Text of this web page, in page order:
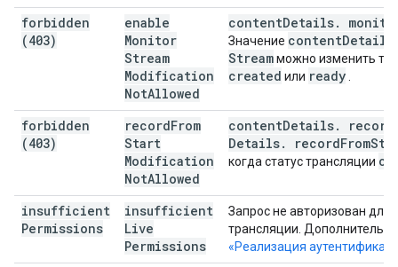
forbidden
(403)
enable
Monitor
Stream
Modification
NotAllowed
contentDetails.
Значение contentDetails
Streamможно изменить
created или ready
forbidden
(403)
recordFrom
Start
Modification
NotAllowed
contentDetails. record
Details. recordFrom
когда статус трансляции
insufficient
Permissions
insufficient
Live
Permissions
Запрос не авторизован для
трансляции.
«Реализация